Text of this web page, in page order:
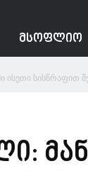
ᲛᲡᲝᲤᲚᲘᲝ
ისეთი